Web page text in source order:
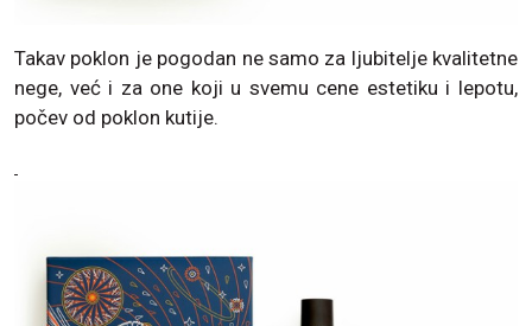
Takav poklon je pogodan ne samo za ljubitelje kvalitetne
nege, već i za one koji u svemu cene estetiku i lepotu,
počev od poklon kutije.